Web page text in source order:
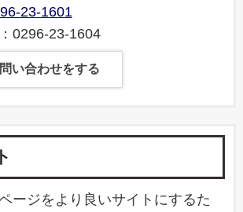
23-1601
0296-23-1604
い合わせをする
ージをより良いサイトにするた